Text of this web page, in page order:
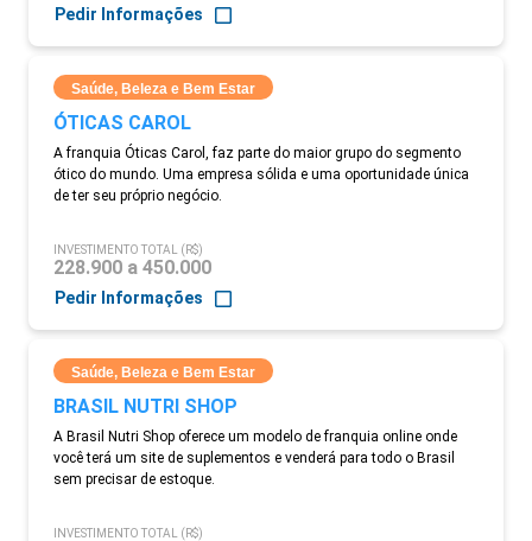
Pedir Informações
Saúde, Beleza e Bem Estar
ÓTICAS CAROL
A franquia Óticas Carol, faz parte do maior grupo do segmento
ótico do mundo. Uma empresa sólida e uma oportunidade única
de ter seu próprio negócio.
INVESTIMENTO TOTAL (R$)
228.900 a 450.000
Pedir Informações
Saúde, Beleza e Bem Estar
BRASIL NUTRI SHOP
A Brasil Nutri Shop oferece um modelo de franquia online onde
você terá um site de suplementos e venderá para todo o Brasil
sem precisar de estoque.
INVESTIMENTO TOTAL (R$)